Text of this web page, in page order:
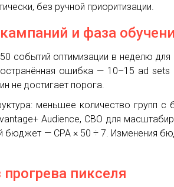
без ручной приоритизации.
и фаза
событий оптимизации в неделю
ошибка — 10–15 ad
не достигает порога.
меньшее количество групп с
Audience, CBO для
бюджет — CPA × 50 ÷ 7. Изменения
прогрева пикселя